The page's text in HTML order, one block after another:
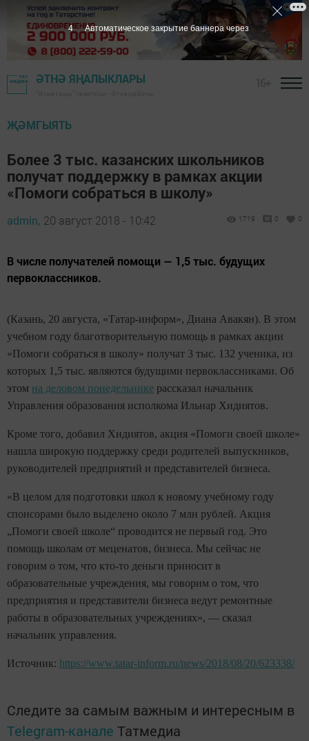
ӘТНӘ ЯҢАЛЫКЛАРЫ
ҖӘМГЫЯТЬ
Более 3 тыс. казанских школьников
получат поддержку в рамках акции
«Помоги собраться в школу»
admin, 20 август 2018 - 10:42 1719 0 0
В числе получателей помощи — 1,5 тыс. будущих
первоклассников.
(Казань, 20 августа, «Татар-информ», Диана Авакян). В этом
учебном году благотворительную помощь в рамках акции
«Помоги собраться в школу» получат 3 тыс. 132 ученика, из
которых 1,5 тыс. являются будущими первоклассниками. Об
этом на деловом понедельнике рассказал начальник
Управления образования исполкома Ильнар Хидиятов.
Кроме того, добавил Хидиятов, акция «Помоги своей школе»
нашла широкую поддержку среди родителей выпускников,
руководителей предприятий и представителей бизнеса.
«В целом для подготовки школ к новому учебному году
спонсорами было выделено около 7 млн рублей. Акция
„Помоги своей школе“ проводится не первый год. Это
помощь школам от меценатов, бизнеса. Мы сейчас не
говорим о том, что кто-то деньги приносит в
образовательные учреждения, мы говорим о том, что
предприятия и представители бизнеса ведут ремонтные
работы в образовательных учреждениях», — сказал
начальник управления.
Источник: https://www.tatar-inform.ru/news/2018/08/20/623338/
Следите за самым важным и интересным в
Telegram-канале Татмедиа
3 Автоматическое закрытие баннера через